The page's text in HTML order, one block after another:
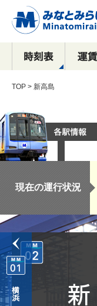
横浜駅
運賃
全路線マップ
目的別で探す！
駅看板など
駅ポスター
SPメディア
デジタルサイネージ
TOP > 新高島
現在の運行状況